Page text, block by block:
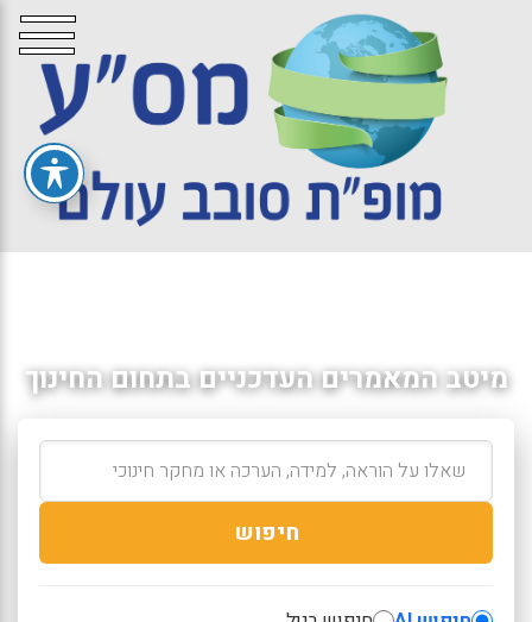
מיטב המאמרים העדכניים בתחום החינוך
חיפוש